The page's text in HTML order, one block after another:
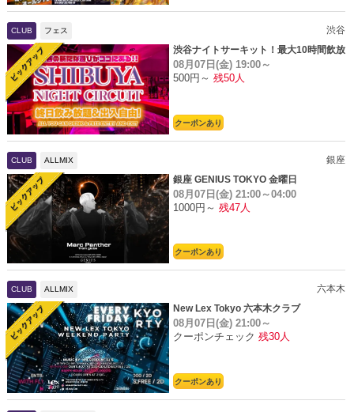
CLUB フェス
渋谷
渋谷ナイトサーキット！最大10時間飲放
題
08月07日(金) 19:00～
500円～ 残50人
クーポンあり
CLUB ALLMIX
銀座
銀座 GENIUS TOKYO 金曜日
08月07日(金) 21:00～04:00
1000円～ 残47人
クーポンあり
CLUB ALLMIX
六本木
New Lex Tokyo 六本木クラブ
08月07日(金) 21:00～
クーポンチェック 残30人
クーポンあり